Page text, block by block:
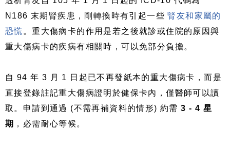
N186 末期腎疾患，剛轉換時有引起一些腎友和家屬的
恐慌 。重大傷病卡的作用是若之後就診或住院的原因與
重大傷病卡的疾病有相關時，可以免部分負擔。
自 94 年 3 月 1 日起已不再發紙本的重大傷病卡，而是
直接登錄註記重大傷病證明於健保卡內，僅醫師可以讀
取。申請到通過 (不需再補資料的情形) 約需 3 - 4 星
期 ，必需耐心等候。